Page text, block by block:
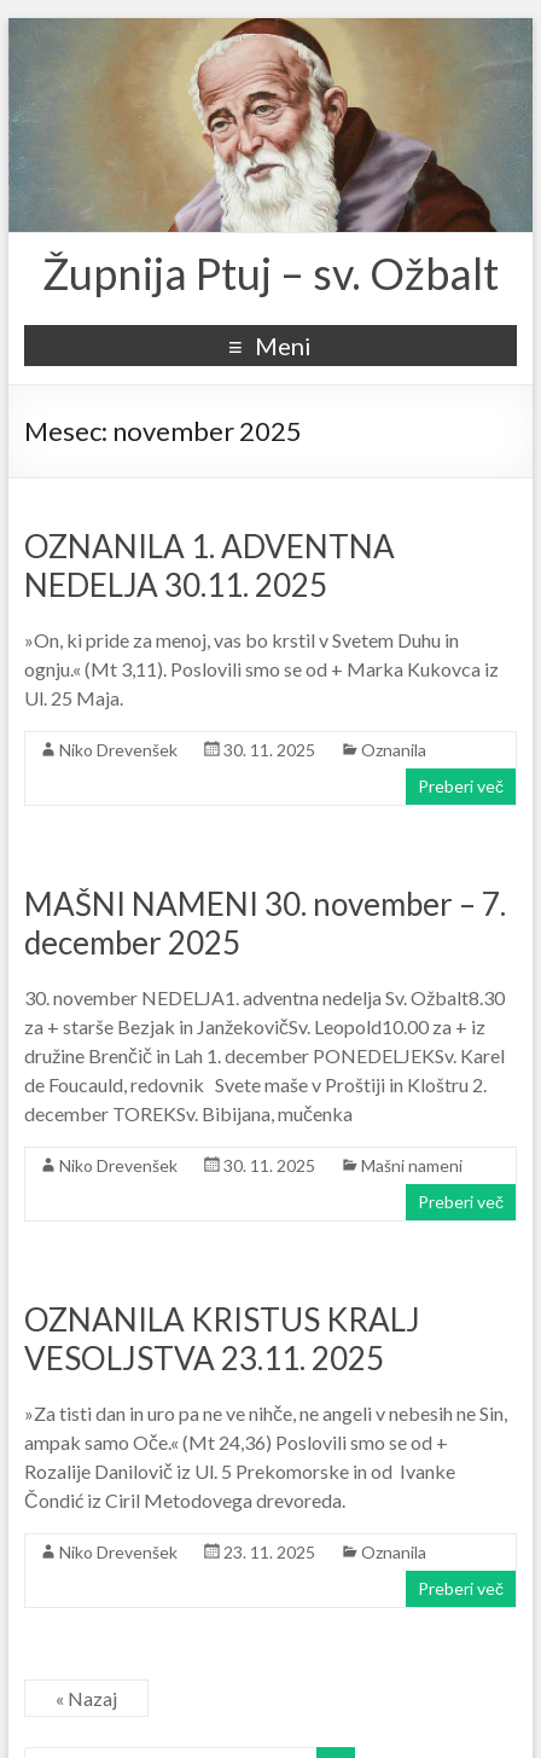
Župnija Ptuj – sv. Ožbalt
Meni
Mesec: november 2025
OZNANILA 1. ADVENTNA
NEDELJA 30.11. 2025
»On, ki pride za menoj, vas bo krstil v Svetem Duhu in
ognju.« (Mt 3,11). Poslovili smo se od + Marka Kukovca iz
Ul. 25 Maja.
Niko Drevenšek 30. 11. 2025
Oznanila
Preberi več
MAŠNI NAMENI 30. november – 7.
december 2025
30. november NEDELJA1. adventna nedelja Sv. Ožbalt8.30
za + starše Bezjak in JanžekovičSv. Leopold10.00 za + iz
družine Brenčič in Lah 1. december PONEDELJEKSv. Karel
de Foucauld, redovnik Svete maše v Proštiji in Kloštru 2.
december TOREKSv. Bibijana, mučenka
Niko Drevenšek 30. 11. 2025
Mašni nameni
Preberi več
OZNANILA KRISTUS KRALJ
VESOLJSTVA 23.11. 2025
»Za tisti dan in uro pa ne ve nihče, ne angeli v nebesih ne Sin,
ampak samo Oče.« (Mt 24,36) Poslovili smo se od +
Rozalije Danilovič iz Ul. 5 Prekomorske in od Ivanke
Čondić iz Ciril Metodovega drevoreda.
Niko Drevenšek 23. 11. 2025
Oznanila
Preberi več
« Nazaj